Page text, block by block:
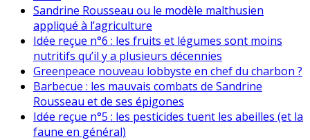
Sandrine Rousseau ou le modèle malthusien
appliqué à l’agriculture
Idée reçue n°6 : les fruits et légumes sont moins
nutritifs qu’il y a plusieurs décennies
Greenpeace nouveau lobbyste en chef du charbon ?
Barbecue : les mauvais combats de Sandrine
Rousseau et de ses épigones
Idée reçue n°5 : les pesticides tuent les abeilles (et la
faune en général)